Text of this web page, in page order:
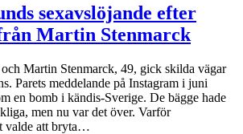
sexavslöjande efter
Martin Stenmarck
Martin Stenmarck, 49, gick skilda vägar
Parets meddelande på Instagram i juni
en bomb i kändis-Sverige. De bägge hade
men nu var det över. Varför
valde att bryta…